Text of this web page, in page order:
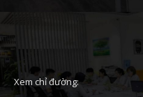
Xem chỉ đường: